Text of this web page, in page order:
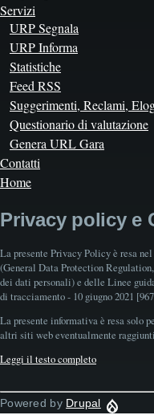
Servizi
URP Segnala
URP Informa
Statistiche
Feed RSS
Suggerimenti, Reclami,
Questionario di valutazione
Genera URL Gara
Contatti
Home
Privacy policy e
La presente Privacy Policy è resa
(General Data Protection
dei dati personali) e delle Linee
di tracciamento - 10 giugno 2021
La presente informativa è resa solo
altri siti web eventualmente
Leggi il testo completo
Powered by Drupal